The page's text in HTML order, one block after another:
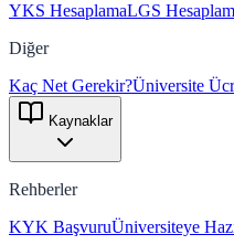
YKS HesaplamaLGS
Diğer
Kaç Net Gerekir?Üniversite
Kaynaklar
Rehberler
KYK BaşvuruÜniversiteye